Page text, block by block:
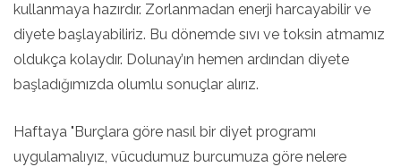
kullanmaya hazırdır. Zorlanmadan enerji harcayabilir ve
diyete başlayabiliriz. Bu dönemde sıvı ve toksin atmamız
oldukça kolaydır. Dolunay’ın hemen ardından diyete
başladığımızda olumlu sonuçlar alırız.
Haftaya "Burçlara göre nasıl bir diyet programı
uygulamalıyız, vücudumuz burcumuza göre nelere